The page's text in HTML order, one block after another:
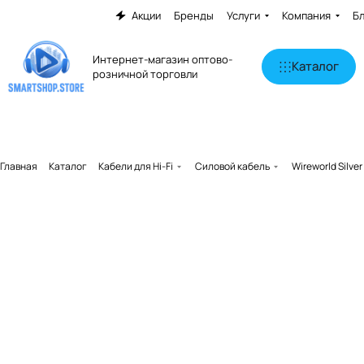
Акции Бренды Услуги Компания
Интернет-магазин оптово-
розничной торговли
Каталог
Главная Каталог Кабели для Hi-Fi Силовой кабель Wireworld Silver